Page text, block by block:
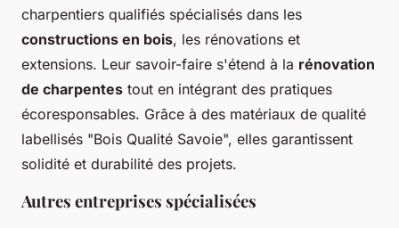
charpentiers qualifiés spécialisés dans les
constructions en bois, les rénovations et
extensions. Leur savoir-faire s'étend à la rénovation
de charpentes tout en intégrant des pratiques
écoresponsables. Grâce à des matériaux de qualité
labellisés "Bois Qualité Savoie", elles garantissent
solidité et durabilité des projets.
Autres entreprises spécialisées